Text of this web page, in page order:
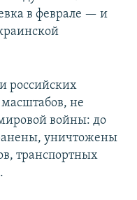
в феврале — и
российских
не
войны: до
уничтожены
транспортных